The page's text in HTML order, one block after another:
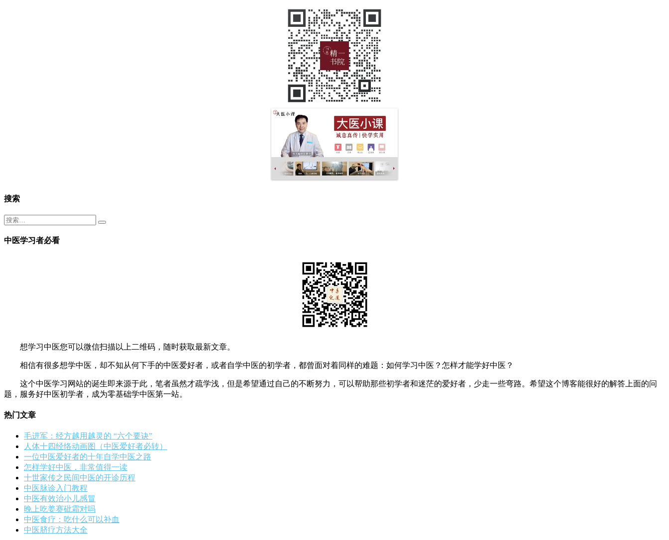
搜索
中医学习者必看
想学习中医您可以微信扫描以上二维码，随时获取最新文章。
相信有很多想学中医，却不知从何下手的中医爱好者，或者自学中医的初学者，都曾面对着同样的难题：如何学习中医？怎样才能学好中医？
这个中医学习网站的诞生即来源于此，笔者虽然才疏学浅，但是希望通过自己的不断努力，可以帮助那些初学者和迷茫的爱好者，少走一些弯路。希望这个博客能很好的解答上面的问
题，服务好中医初学者，成为零基础学中医第一站。
热门文章
毛进军：经方越用越灵的 “六个要诀”
人体十四经络动画图（中医爱好者必转）
一位中医爱好者的十年自学中医之路
怎样学好中医，非常值得一读
十世家传之民间中医的开诊历程
中医脉诊入门教程
中医有效治小儿感冒
晚上吃姜赛砒霜对吗
中医食疗：吃什么可以补血
中医脐疗方法大全